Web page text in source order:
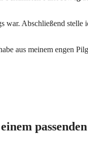
Abschließend stelle
aus meinem engen